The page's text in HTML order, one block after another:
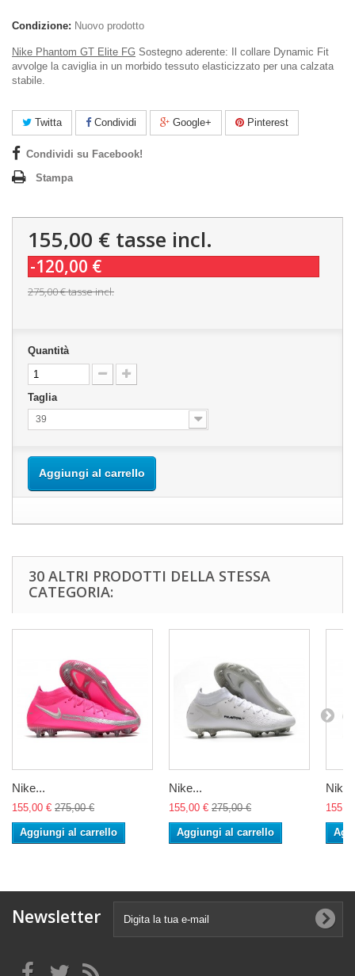
Condizione: Nuovo prodotto
Nike Phantom GT Elite FG Sostegno aderente: Il collare Dynamic Fit
avvolge la caviglia in un morbido tessuto elasticizzato per una calzata
stabile.
Twitta Condividi Google+ Pinterest
Condividi su Facebook!
Stampa
155,00 € tasse incl.
-120,00 €
275,00 €tasse incl.
Quantità
Taglia
39
Aggiungi al carrello
30 ALTRI PRODOTTI DELLA STESSA
CATEGORIA:
Nike...
155,00 € 275,00 €
Aggiungi al carrello
Nike...
155,00 € 275,00 €
Aggiungi al carrello
Newsletter